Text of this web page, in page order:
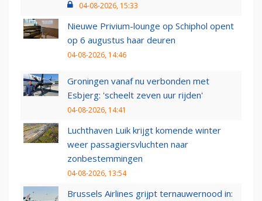
04-08-2026, 15:33
Nieuwe Privium-lounge op Schiphol opent
op 6 augustus haar deuren
04-08-2026, 14:46
Groningen vanaf nu verbonden met
Esbjerg: 'scheelt zeven uur rijden'
04-08-2026, 14:41
Luchthaven Luik krijgt komende winter
weer passagiersvluchten naar
zonbestemmingen
04-08-2026, 13:54
Brussels Airlines grijpt ternauwernood in: